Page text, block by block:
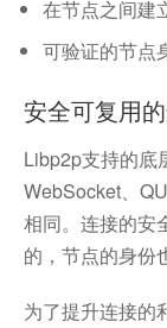
在节点之间建
可验证的节点
安全可复用
Libp2p支持的底
WebSocket、
相同。连接的安
的，节点的身份
为了提升连接的